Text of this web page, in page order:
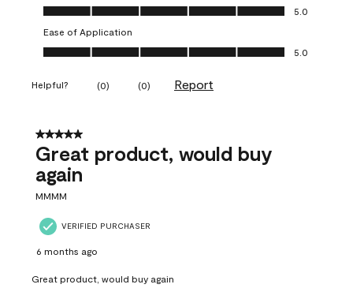
Value of Product, 5.0 out of 5
5.0
Ease of Application
Ease of Application, 5.0 out of 5
5.0
Helpful? (0) (0) Report
5 out of 5 stars.
Great product, would buy
again
MMMM
VERIFIED PURCHASER
6 months ago
Great product, would buy again